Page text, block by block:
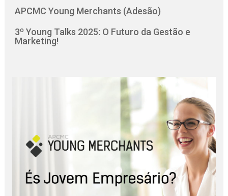
APCMC Young Merchants (Adesão)
3º Young Talks 2025: O Futuro da Gestão e
Marketing!